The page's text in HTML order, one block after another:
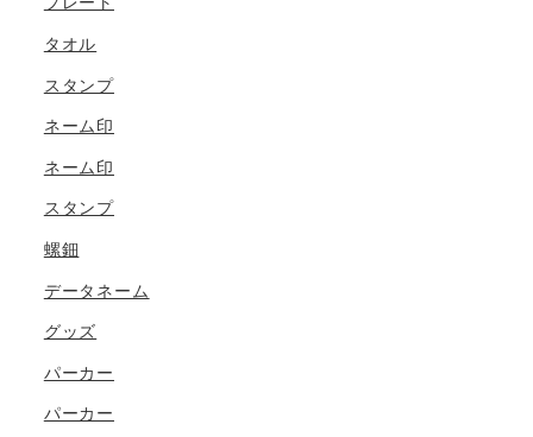
タオル
スタンプ
ネーム印
ネーム印
スタンプ
螺鈿
データネーム
グッズ
パーカー
パーカー